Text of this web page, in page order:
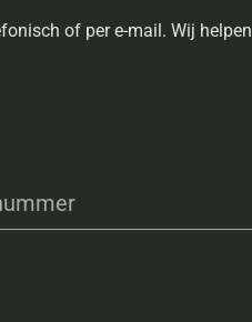
of per e-mail. Wij helpen